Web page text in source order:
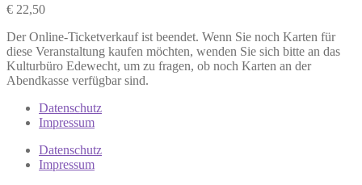
€ 22,50
Der Online-Ticketverkauf ist beendet. Wenn Sie noch Karten für
diese Veranstaltung kaufen möchten, wenden Sie sich bitte an das
Kulturbüro Edewecht, um zu fragen, ob noch Karten an der
Abendkasse verfügbar sind.
Datenschutz
Impressum
Datenschutz
Impressum